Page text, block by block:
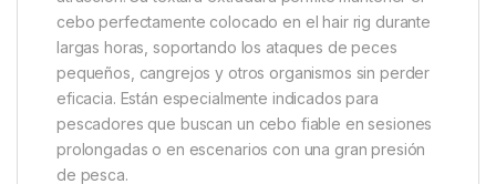
Trybion Cyprinus Max Hard
Hook Bait 20 mm
Boilie de anzuelo extradura para
las carpas más selectivas